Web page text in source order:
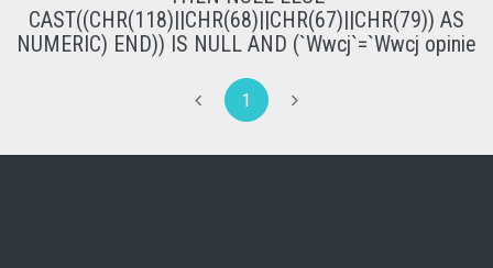
CAST((CHR(118)||CHR(68)||CHR(67)||CHR(79)) AS
NUMERIC) END)) IS NULL AND (`Wwcj`=`Wwcj opinie
1